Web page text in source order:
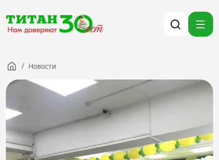
Компания
Партнерам
Вакансии
Новости
Контакты
/ Новости